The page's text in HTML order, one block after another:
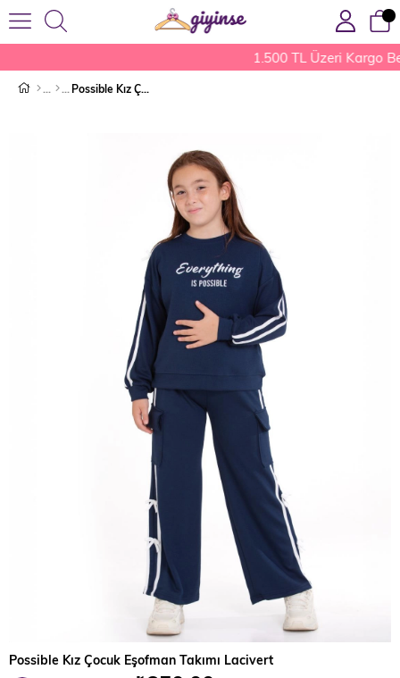
1.500 TL Üzeri Kargo
Possible Kız Çocuk Eşofman Takımı Lacivert
Possible Kız Çocuk Eşofman Takımı Lacivert